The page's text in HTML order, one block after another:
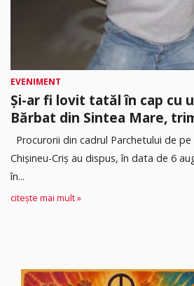
EVENIMENT
Și-ar fi lovit tatăl în cap cu
Bărbat din Sintea Mare,
Procurorii din cadrul Parchetului de
Chișineu-Criș au dispus, în data de 6
în...
citește mai mult »